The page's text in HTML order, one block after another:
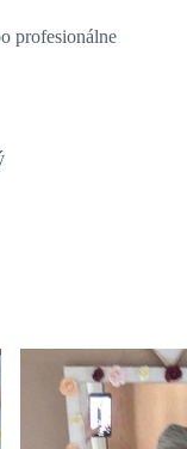
profesionálne